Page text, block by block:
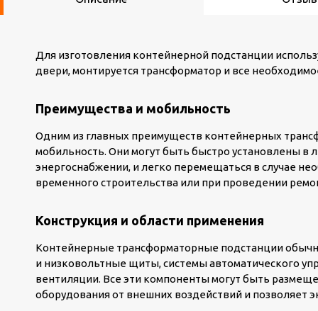
Для изготовления контейнерной подстанции
двери, монтируется трансформатор и все
Преимущества и мобильность
Одним из главных преимуществ контейнерных
мобильность. Они могут быть быстро установлены в
энергоснабжении, и легко перемещаться в случае
временного строительства или при проведении
Конструкция и области применения
Контейнерные трансформаторные подстанции
и низковольтные щиты, системы автоматического
вентиляции. Все эти компоненты могут быть
оборудования от внешних воздействий и позволяет